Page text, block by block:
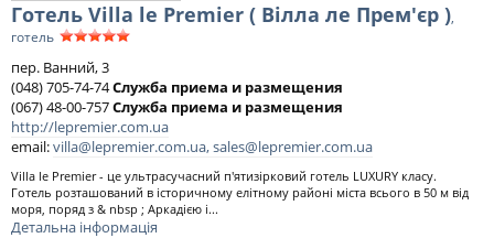
Готель Villa le Premier ( Вілла ле Прем'єр ),
готель
пер. Ванний, 3
(048) 705-74-74Служба приема и размещения
(067) 48-00-757Служба приема и размещения
http://lepremier.com.ua
email:villa@lepremier.com.ua,sales@lepremier.com.ua
Villa le Premier - це ультрасучасний п'ятизірковий готель LUXURY класу.
Готель розташований в історичному елітному районі міста всього в 50 м від
моря, поряд з & nbsp ; Аркадією і...
Детальна інформація